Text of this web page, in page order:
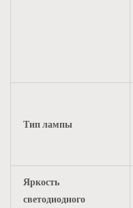
Тип лампы
Яркость
светодиодного